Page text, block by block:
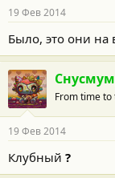
н
с
т
и
:
19 Фев 2014
Было, это они на
From time to
19 Фев 2014
Клубный ?